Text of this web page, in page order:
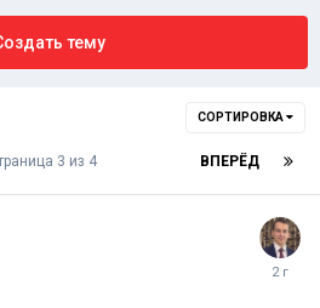
тему
СОРТИРОВКА
ВПЕРЁД
3 из 4